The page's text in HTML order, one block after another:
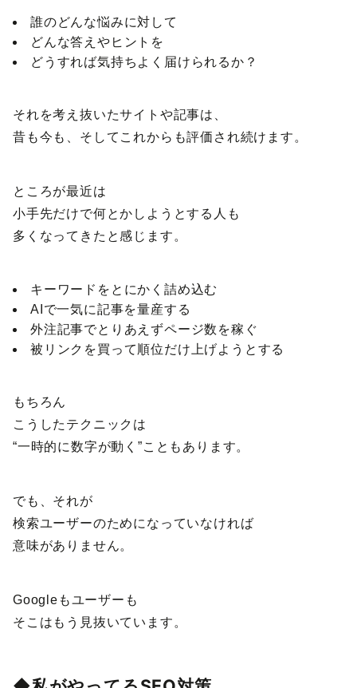
誰のどんな悩みに対して
どんな答えやヒントを
どうすれば気持ちよく届けられるか？
それを考え抜いたサイトや記事は、
昔も今も、そしてこれからも評価され続けます。
ところが最近は
小手先だけで何とかしようとする人も
多くなってきたと感じます。
キーワードをとにかく詰め込む
AIで一気に記事を量産する
外注記事でとりあえずページ数を稼ぐ
被リンクを買って順位だけ上げようとする
もちろん
こうしたテクニックは
“一時的に数字が動く”こともあります。
でも、それが
検索ユーザーのためになっていなければ
意味がありません。
Googleもユーザーも
そこはもう見抜いています。